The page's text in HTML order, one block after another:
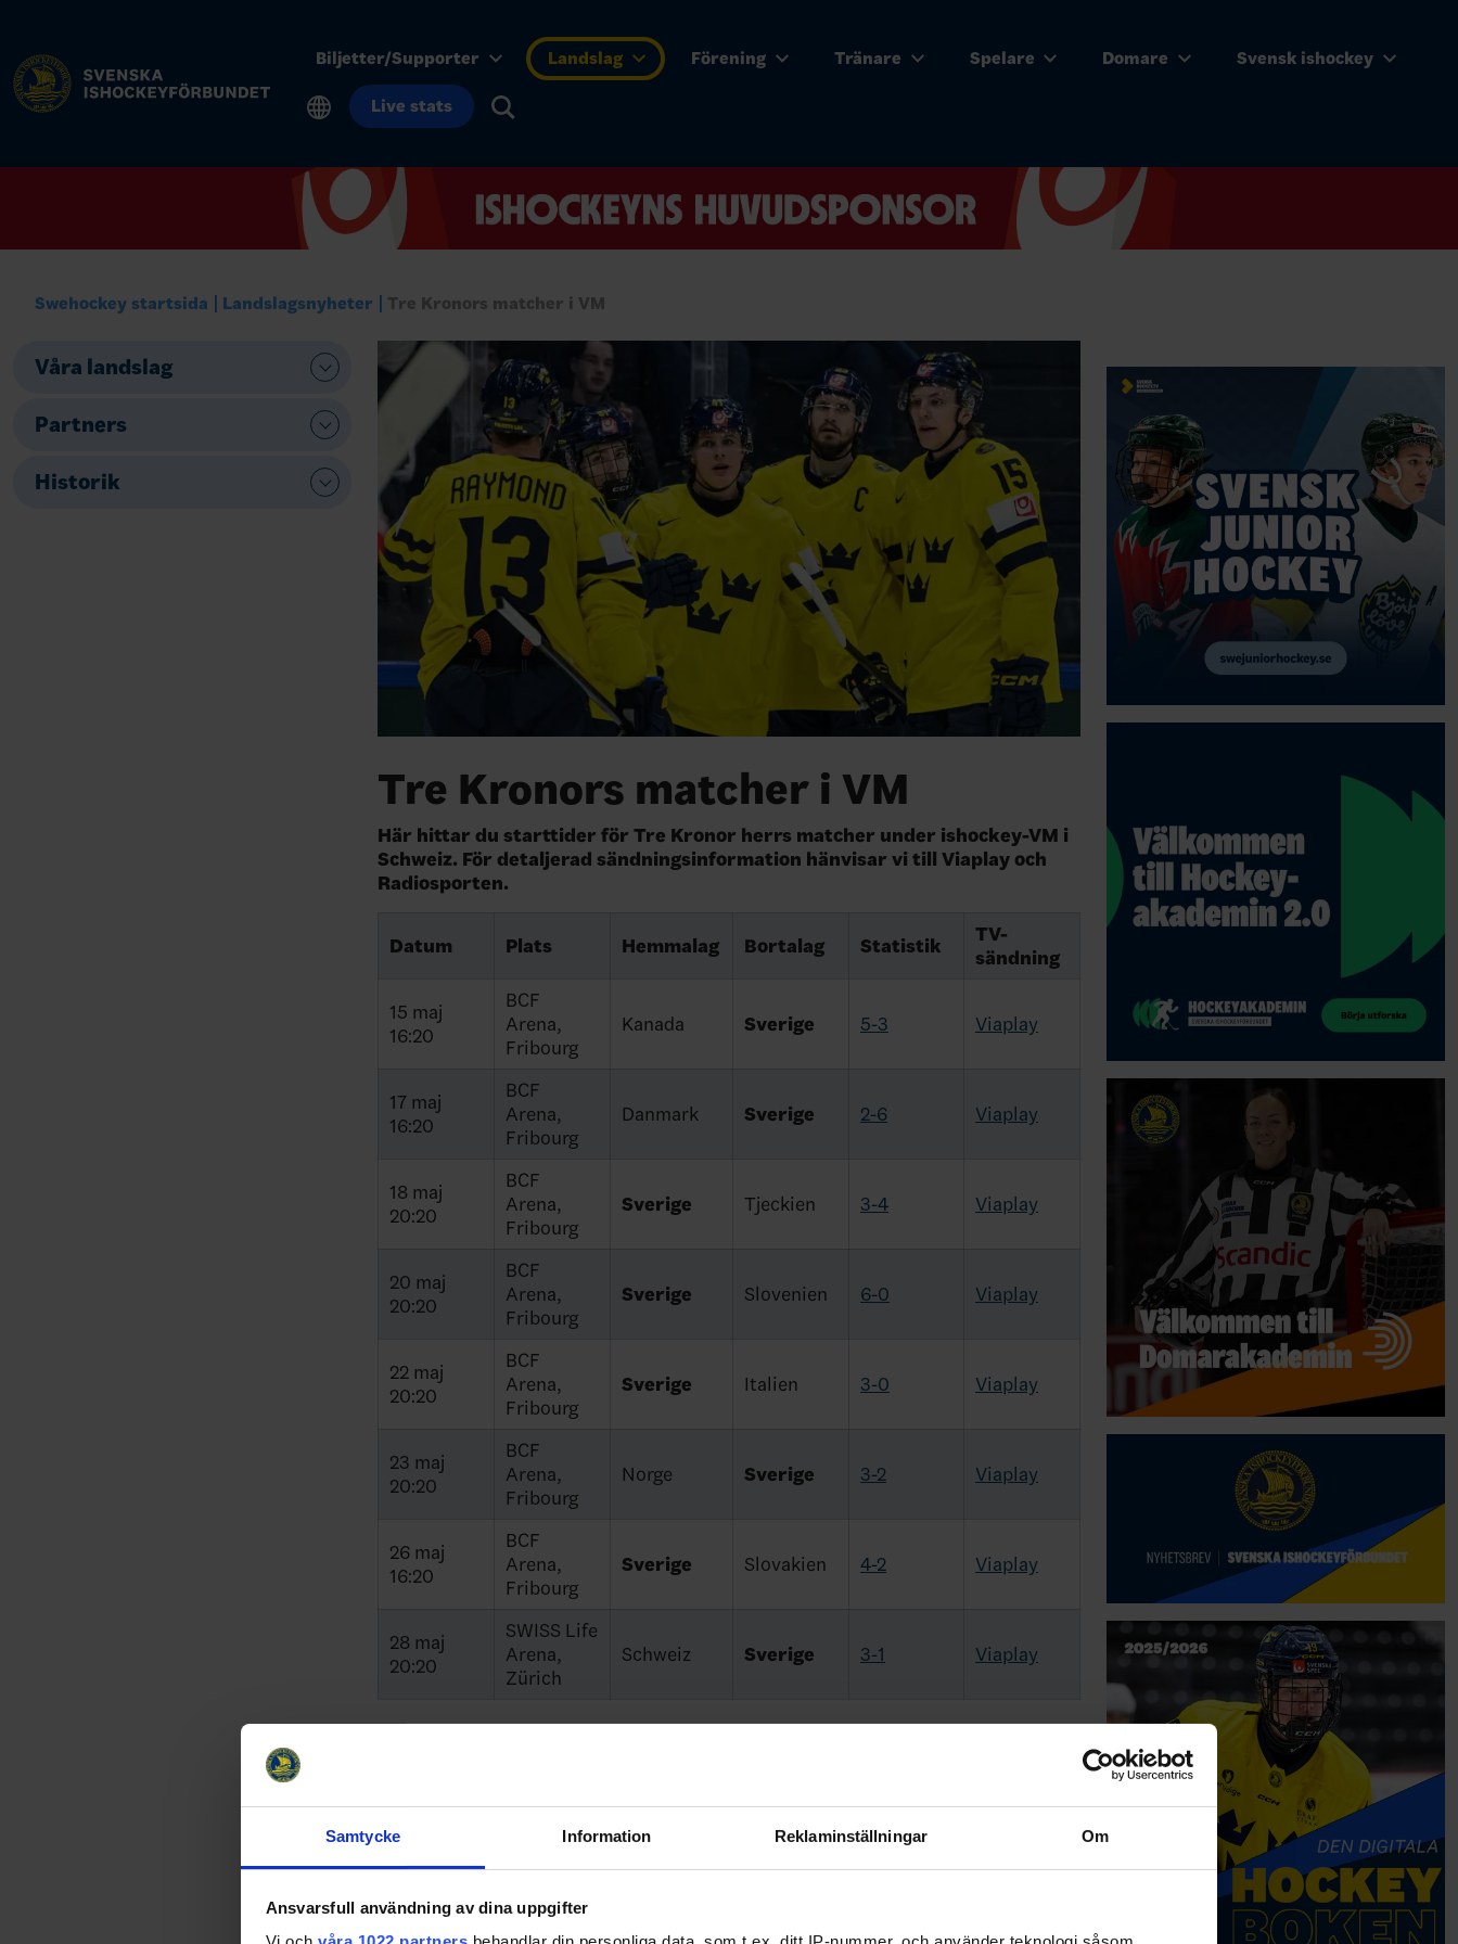
Samtycke Information Reklaminställningar Om
Ansvarsfull användning av dina uppgifter
Biljetter/Supporter Landslag Förening Tränare Spelare Domare Svensk ishockey
Live stats
Swehockey startsida Landslagsnyheter Tre Kronors matcher i VM
Våra landslag
Partners
Historik
Tre Kronors matcher i VM
Här hittar du starttider för Tre Kronor herrs matcher under ishockey-VM i
Schweiz. För detaljerad sändningsinformation hänvisar vi till Viaplay och
Radiosporten.
Datum Plats Hemmalag Bortalag Statistik
TV-
sändning
15 maj
16:20
BCF
Arena,
Fribourg
Kanada Sverige 5-3 Viaplay
17 maj
16:20
BCF
Arena,
Fribourg
Danmark Sverige 2-6 Viaplay
18 maj
20:20
BCF
Arena,
Fribourg
Sverige Tjeckien 3-4 Viaplay
20 maj
20:20
BCF
Arena,
Fribourg
Sverige Slovenien 6-0 Viaplay
22 maj
20:20
BCF
Arena,
Fribourg
Sverige Italien 3-0 Viaplay
23 maj
20:20
BCF
Arena,
Fribourg
Norge Sverige 3-2 Viaplay
26 maj
16:20
BCF
Arena,
Fribourg
Sverige Slovakien 4-2 Viaplay
28 maj
20:20
SWISS Life
Arena,
Zürich
Schweiz Sverige 3-1 Viaplay
Se fler relaterade nyheter
Relaterade artiklar